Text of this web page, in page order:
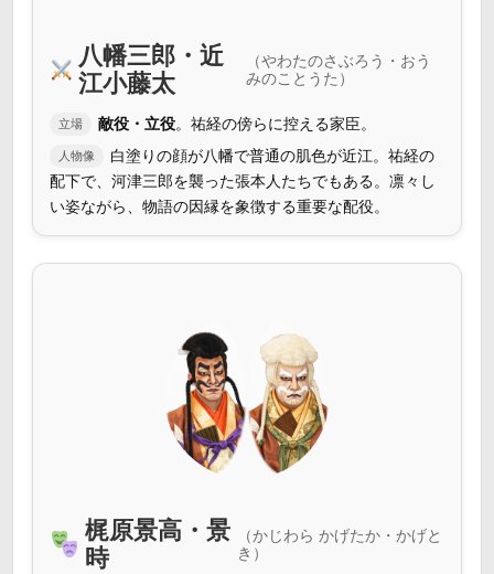
八幡三郎・近
江小藤太
（やわたのさぶろう・おう
みのことうた）
立場 敵役・立役。祐経の傍らに控える家臣。
人物像
白塗りの顔が八幡で普通の肌色が近江。祐経の
配下で、河津三郎を襲った張本人たちでもある。凛々し
い姿ながら、物語の因縁を象徴する重要な配役。
梶原景高・景
時
（かじわら かげたか・かげと
き）